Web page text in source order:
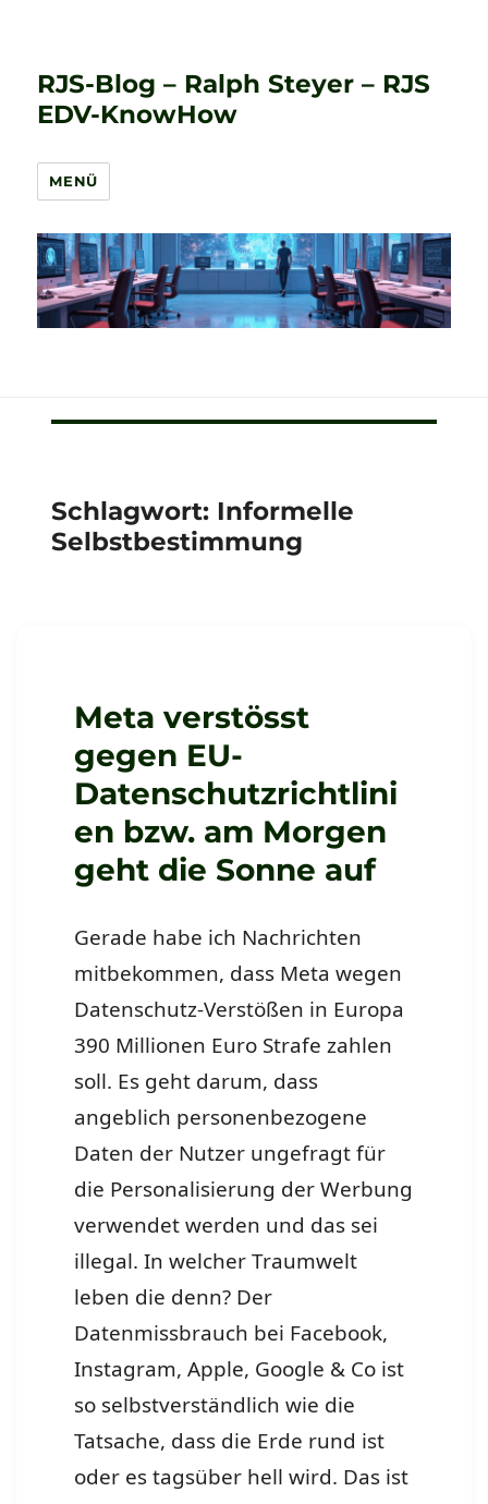
RJS-Blog – Ralph Steyer – RJS
EDV-KnowHow
MENÜ
Schlagwort: Informelle
Selbstbestimmung
Meta verstösst
gegen EU-
Datenschutzrichtlini
en bzw. am Morgen
geht die Sonne auf
Gerade habe ich Nachrichten
mitbekommen, dass Meta wegen
Datenschutz-Verstößen in Europa
390 Millionen Euro Strafe zahlen
soll. Es geht darum, dass
angeblich personenbezogene
Daten der Nutzer ungefragt für
die Personalisierung der Werbung
verwendet werden und das sei
illegal. In welcher Traumwelt
leben die denn? Der
Datenmissbrauch bei Facebook,
Instagram, Apple, Google & Co ist
so selbstverständlich wie die
Tatsache, dass die Erde rund ist
oder es tagsüber hell wird. Das ist